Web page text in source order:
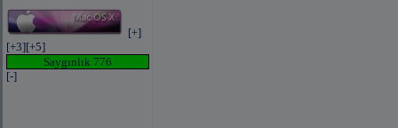
[+]
[+3][+5]
Saygınlık 776
[-]